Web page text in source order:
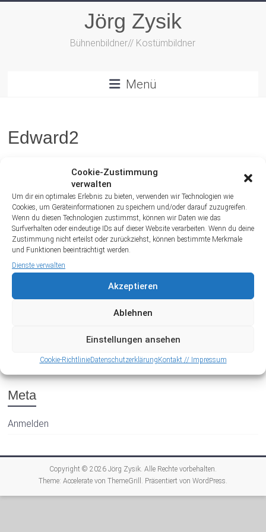
Cookie-Zustimmung
verwalten
Um dir ein optimales Erlebnis zu bieten, verwenden wir Technologien wie
Cookies, um Geräteinformationen zu speichern und/oder darauf zuzugreifen.
Wenn du diesen Technologien zustimmst, können wir Daten wie das
Surfverhalten oder eindeutige IDs auf dieser Website verarbeiten. Wenn du deine
Zustimmung nicht erteilst oder zurückziehst, können bestimmte Merkmale
und Funktionen beeinträchtigt werden.
Dienste verwalten
Akzeptieren
Ablehnen
Einstellungen ansehen
Cookie-RichtlinieDatenschutzerklärung Kontakt // Impressum
Jörg Zysik
Bühnenbildner// Kostümbildner
Menü
Edward2
Meta
Anmelden
Copyright © 2026 Jörg Zysik. Alle Rechte vorbehalten.
Theme: Acceleratevon ThemeGrill. Präsentiert von WordPress.